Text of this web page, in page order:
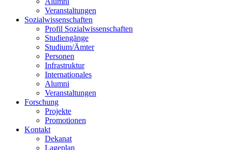
Veranstaltungen
Sozialwissenschaften
Profil Sozialwissenschaften
Studiengänge
Studium/Ämter
Personen
Infrastruktur
Internationales
Alumni
Veranstaltungen
Forschung
Projekte
Promotionen
Kontakt
Dekanat
Lageplan